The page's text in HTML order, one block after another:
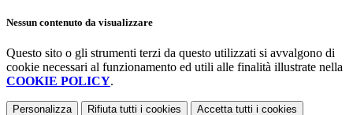
Nessun contenuto da visualizzare
Questo sito o gli strumenti terzi da questo utilizzati si avvalgono di
cookie necessari al funzionamento ed utili alle finalità illustrate nella
COOKIE POLICY.
Personalizza Rifiuta tutti i cookies Accetta tutti i cookies